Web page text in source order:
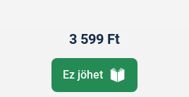
3 599 Ft
Ez jöhet